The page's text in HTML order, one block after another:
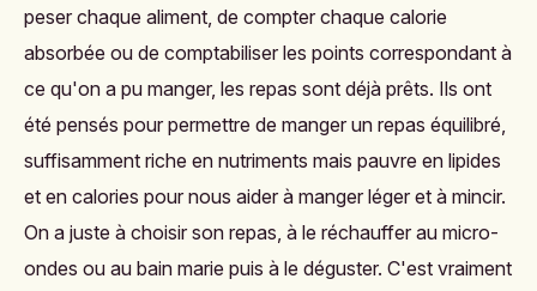
peser chaque aliment, de compter chaque calorie
absorbée ou de comptabiliser les points correspondant à
ce qu'on a pu manger, les repas sont déjà prêts. Ils ont
été pensés pour permettre de manger un repas équilibré,
suffisamment riche en nutriments mais pauvre en lipides
et en calories pour nous aider à manger léger et à mincir.
On a juste à choisir son repas, à le réchauffer au micro-
ondes ou au bain marie puis à le déguster. C'est vraiment